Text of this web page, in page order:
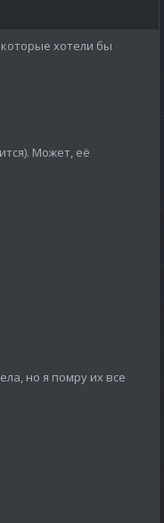
хотели бы
Может, её
но я помру их все